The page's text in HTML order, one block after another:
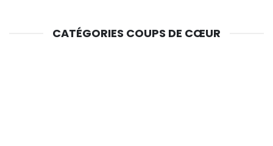
CATÉGORIES COUPS DE CŒUR